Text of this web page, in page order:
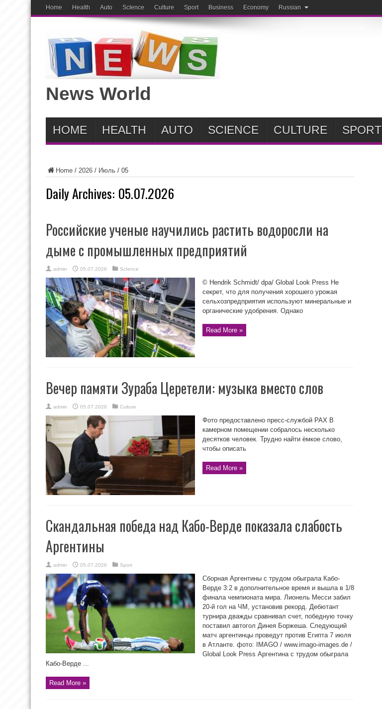
Home Health Auto ScIence Culture Sport Business Economy Russian
News World
HOME HEALTH AUTO SCIENCE CULTURE SPORT
Home / 2026 / Июль / 05
Daily Archives: 05.07.2026
Российские ученые научились растить водоросли на
дыме с промышленных предприятий
admin 05.07.2026 ScIence
© Hendrik Schmidt/ dpa/ Global Look Press Не
секрет, что для получения хорошего урожая
сельхозпредприятия используют минеральные и
органические удобрения. Однако
Read More »
Вечер памяти Зураба Церетели: музыка вместо слов
admin 05.07.2026 Culture
Фото предоставлено пресс-службой РАХ В
камерном помещении собралось несколько
десятков человек. Трудно найти ёмкое слово,
чтобы описать
Read More »
Скандальная победа над Кабо-Верде показала слабость
Аргентины
admin 05.07.2026 Sport
Сборная Аргентины с трудом обыграла Кабо-
Верде 3:2 в дополнительное время и вышла в 1/8
финала чемпионата мира. Лионель Месси забил
20-й гол на ЧМ, установив рекорд. Дебютант
турнира дважды сравнивал счет, победную точку
поставил автогол Динея Боржеша. Следующий
матч аргентинцы проведут против Египта 7 июля
в Атланте. фото: IMAGO / www.imago-images.de /
Global Look Press Аргентина с трудом обыграла
Кабо-Верде ...
Read More »